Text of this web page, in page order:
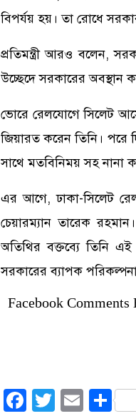
বিপর্যয় হয়। তা রোধে
প্রতিমন্ত্রী আরও বলেন,
উচ্ছেদে সরকারের অবস্থান
ভোরে রেলযোগে সিলেট
জিয়ারত করেন তিনি। পরে
সাথে মতবিনিময় সহ নানা
এর আগে, ঢাকা-সিলেট
চেয়ারম্যান তারেক
অতিথির বক্তব্যে তিনি
সরকারের ব্যাপক
Facebook Comments
Facebook
Twitter
Email